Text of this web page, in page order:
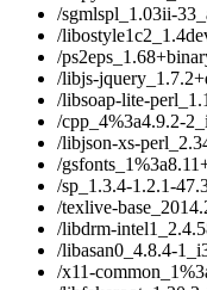
/sgmlspl_1.03ii-
/
/
/libjs-
/libsoap-lite-
/cpp_4%3a4.9.2-
/libjson-xs-
/
/sp_1.3.4-1.2.1-
/texlive-
/libdrm-
/libasan0_4.8.4-
/x11-